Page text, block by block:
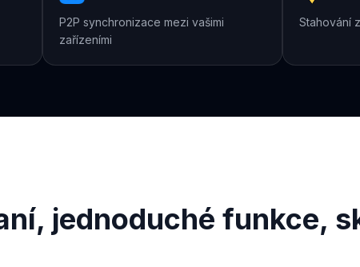
P2P synchronizace mezi vašimi
zařízeními
jednoduché funkce,